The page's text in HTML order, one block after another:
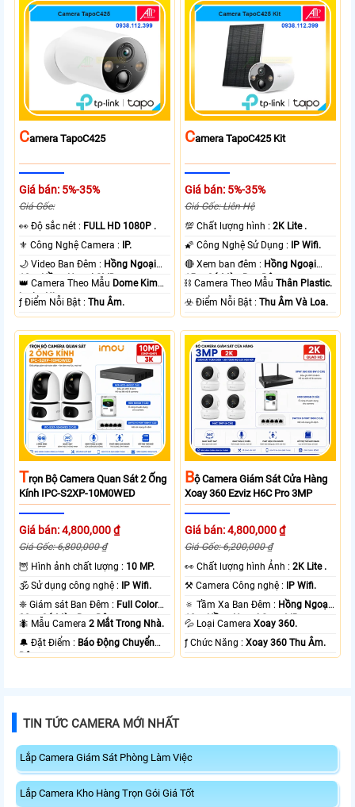
CAmera TapoC425
Giá bán: 5%-35%
Giá Gốc:
️👀 Độ sắc nét : FULL HD 1080P .
⚜️ Công Nghệ Camera : IP.
🌙 Video Ban Đêm : Hồng Ngoại
10m Hồng Ngoại SMD.
👑 Camera Theo Mẫu Dome Kim
loại + Nhựa.
️ƒ Điểm Nỗi Bật :Thu Âm.
CAmera TapoC425 Kit
Giá bán: 5%-35%
Giá Gốc: Liên Hệ
💯 Chất lượng hình :2K Lite .
🌠 Công Nghệ Sử Dụng : IP Wifi.
🔴 Xem ban đêm : Hồng Ngoại
15m Có Màu Ban Ðêm.
⛓ Camera Theo MẫuThân Plastic.
️☣️ Điểm Nỗi Bật :Thu Âm Và Loa.
TRọn Bộ Camera Quan Sát 2 Ống
Kính IPC-S2XP-10M0WED
Giá bán: 4,800,000 ₫
Giá Gốc: 6,800,000 ₫
🦉 Hình ảnh chất lượng : 10 MP.
🕉️ Sử dụng công nghệ : IP Wifi.
❈ Giám sát Ban Đêm : Full Color
20m Có Màu Ban Ðêm.
🐜 Mẫu Camera2 Mắt Trong Nhà.
️🔔 Đặt Điểm : Báo Động Chuyển
Động.
BỘ Camera Giám Sát Cửa Hàng
Xoay 360 Ezviz H6C Pro 3MP
Giá bán: 4,800,000 ₫
Giá Gốc: 6,200,000 ₫
️👀 Chất lượng hình Ảnh :2K Lite .
⚒ Camera Công nghệ : IP Wifi.
🔅 Tầm Xa Ban Đêm : Hồng Ngoại
10m Hồng Ngoại Smart IR.
💦 Loại CameraXoay 360.
️ƒ Chức Năng :Xoay 360 Thu Âm.
TIN TỨC CAMERA MỚI NHẤT
Lắp Camera Giám Sát Phòng Làm Việc
Lắp Camera Kho Hàng Trọn Gói Giá Tốt